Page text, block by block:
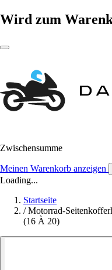
Wird zum
Zwischensumme
Meinen Warenkorb anzeigen
Loading...
Startseite
/ Motorrad-
(16 À 20)